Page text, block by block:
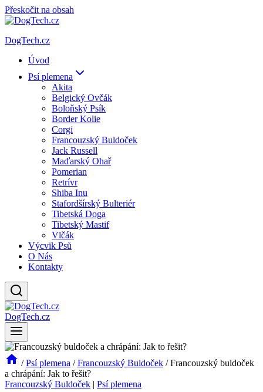
Přeskočit na obsah
DogTech.cz
Úvod
Psí plemena
Akita
Belgický Ovčák
Boloňský Psík
Border Kolie
Corgi
Francouzský Buldoček
Jack Russell
Maďarský Ohař
Pomerian
Retrívr
Shiba Inu
Stafordšírský Bulteriér
Tibetská Doga
Tibetský Mastif
Vlčák
Výcvik Psů
O Nás
Kontakty
DogTech.cz
/ Psí plemena / Francouzský Buldoček / Francouzský buldoček
a chrápání: Jak to řešit?
Francouzský Buldoček | Psí plemena